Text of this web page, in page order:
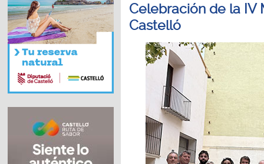
Celebración de la IV
Castelló